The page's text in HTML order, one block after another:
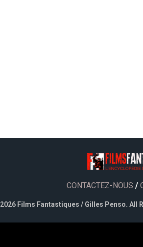
CONTACTEZ-NOUS /
2026 Films Fantastiques / Gilles Penso. All